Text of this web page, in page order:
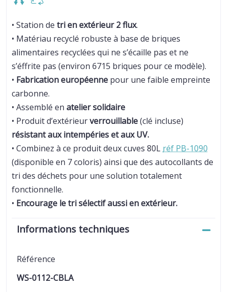
• Station de tri en extérieur 2 flux.
• Matériau recyclé robuste à base de briques
alimentaires recyclées qui ne s’écaille pas et ne
s’éffrite pas (environ 6715 briques pour ce modèle).
• Fabrication européenne pour une faible empreinte
carbonne.
• Assemblé en atelier solidaire
• Produit d’extérieurverrouillable(clé incluse)
résistant aux intempérieset aux UV.
• Combinez à ce produit deux cuves 80L réf PB-1090
(disponible en 7 coloris) ainsi que des autocollants de
tri des déchets pour une solution totalement
fonctionnelle.
• Encourage le tri sélectif aussi en extérieur.
Informations techniques
Référence
WS-0112-CBLA